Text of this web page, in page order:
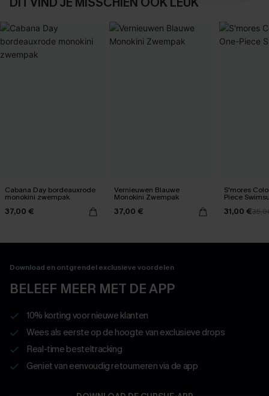
Cabana Day bordeauxrode
monokini zwempak
37,00 €
Vernieuwen Blauwe
Monokini Zwempak
37,00 €
S'mores
Piece
31,00 €
Download en ontgrendel exclusieve voordelen
BELEEF MEER MET DE APP
10% korting voor nieuwe klanten
Wees als eerste op de hoogte van exclusieve drops
Real-time besteltracking
Geniet van eenvoudig retourneren via de app